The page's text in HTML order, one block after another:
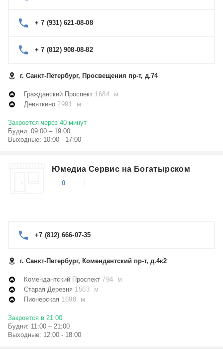
+ 7 (931) 621-08-08
+ 7 (812) 908-08-82
г. Санкт-Петербург, Просвещения пр-т, д.74
Гражданский Проспект 1684 м
Девяткино 2991 м
Закроется через 40 минут
Будни: 09:00 – 19:00
Выходные: 10:00 - 17:00
Юмедиа Сервис на Богатырском
0
+7 (812) 666-07-35
г. Санкт-Петербург, Комендантский пр-т, д.4к2
Комендантский Проспект 794 м
Старая Деревня 1563 м
Пионерская 1698 м
Закроется в 21:00
Будни: 11:00 – 21:00
Выходные: 12:00 - 18:00